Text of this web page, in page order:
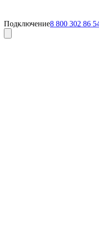
Подключение8 800 302 86